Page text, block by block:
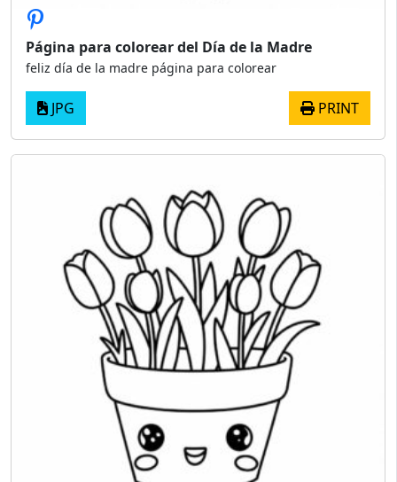
Página para colorear del Día de la Madre
feliz día de la madre página para colorear
JPG PRINT